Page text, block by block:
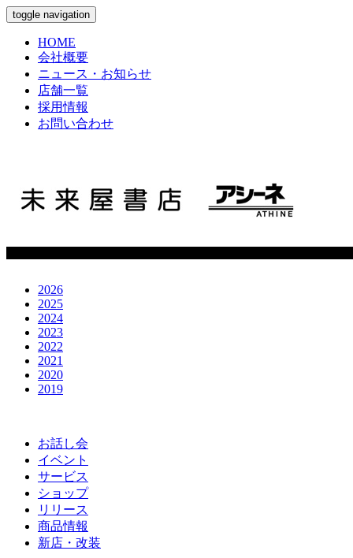
toggle navigation
HOME
会社概要
ニュース・お知らせ
店舗一覧
採用情報
お問い合わせ
2026
2025
2024
2023
2022
2021
2020
2019
お話し会
イベント
サービス
ショップ
リリース
商品情報
新店・改装